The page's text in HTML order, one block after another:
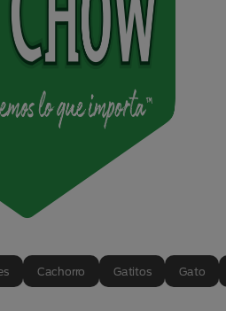
Cachorro Gatitos Gato